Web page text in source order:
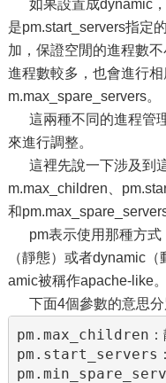
如果設置成dynamic，
是pm.start_servers指定
加，保證空閒的進程數
進程數較多，也會進行
m.max_spare_servers。
這兩種不同的進程管
來進行調整。
這裡先說一下涉及到
m.max_children、
和pm.max_spare_servers
pm表示使用那種方式
（靜態）或者dynamic
amic被稱作apache-like
下面4個參數的意思分
pm.max_children：
pm.start_servers：